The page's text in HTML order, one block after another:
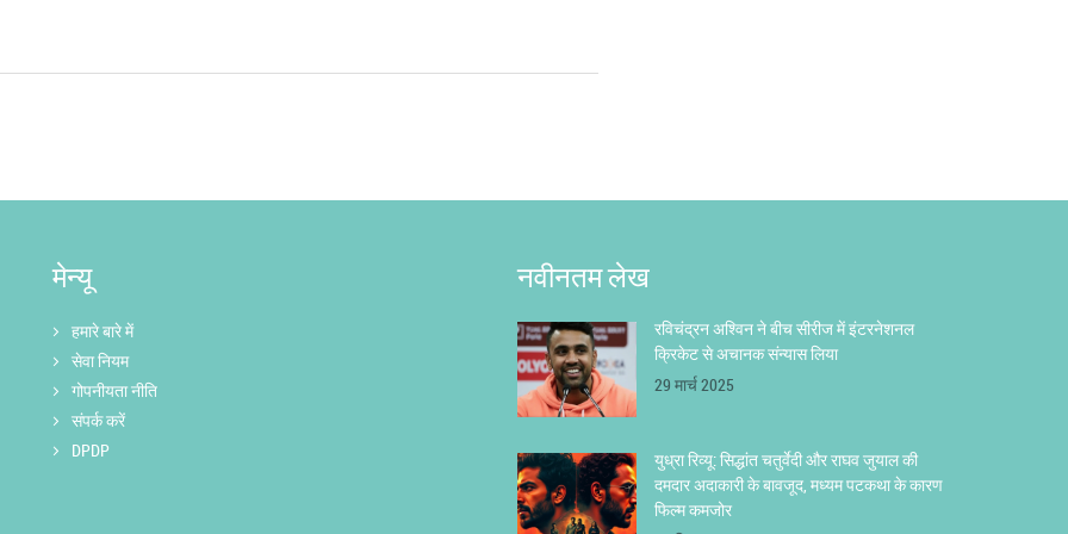
मेन्यू
हमारे बारे में
सेवा नियम
गोपनीयता नीति
संपर्क करें
DPDP
नवीनतम लेख
रविचंद्रन अश्विन ने बीच सीरीज में इंटरनेशनल
क्रिकेट से अचानक संन्यास लिया
29 मार्च 2025
युध्रा रिव्यू: सिद्धांत चतुर्वेदी और राघव जुयाल की
दमदार अदाकारी के बावजूद, मध्यम पटकथा के कारण
फिल्म कमजोर